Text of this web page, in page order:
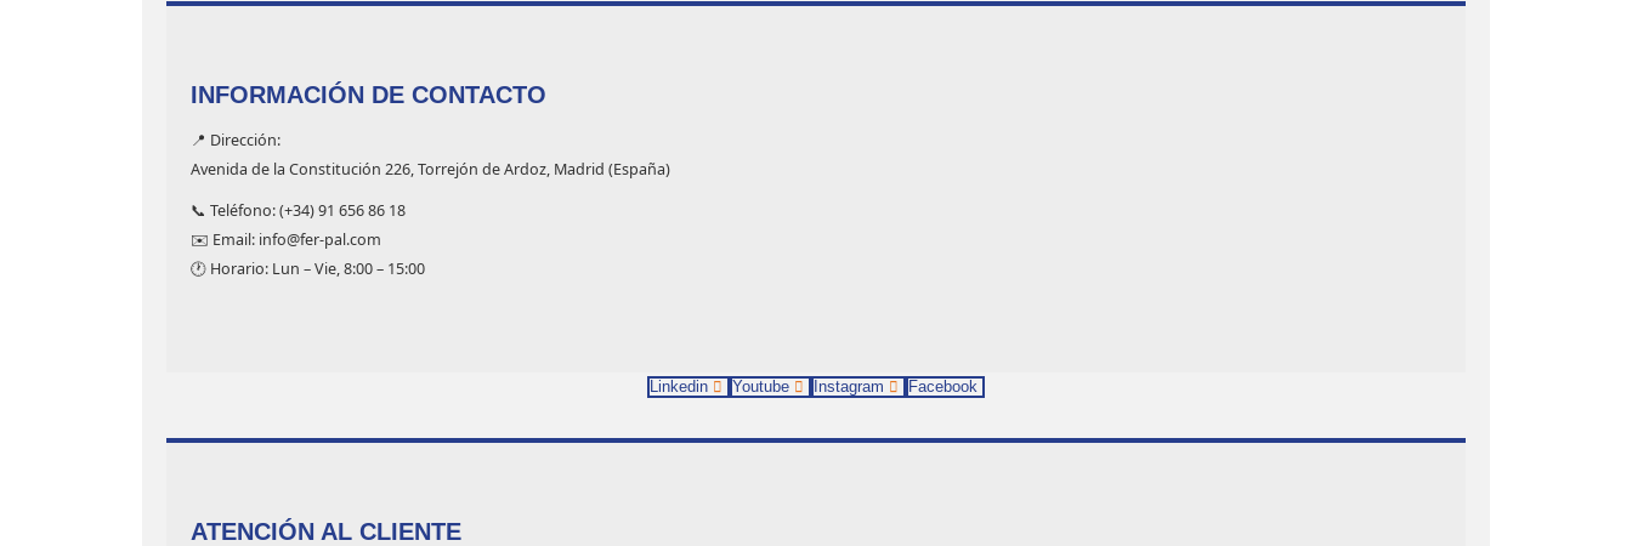
INFORMACIÓN DE CONTACTO
📍 Dirección:
Avenida de la Constitución 226, Torrejón de Ardoz, Madrid (España)
📞 Teléfono: (+34) 91 656 86 18
✉️ Email: info@fer-pal.com
🕐 Horario: Lun – Vie, 8:00 – 15:00
Linkedin Youtube Instagram Facebook
ATENCIÓN AL CLIENTE